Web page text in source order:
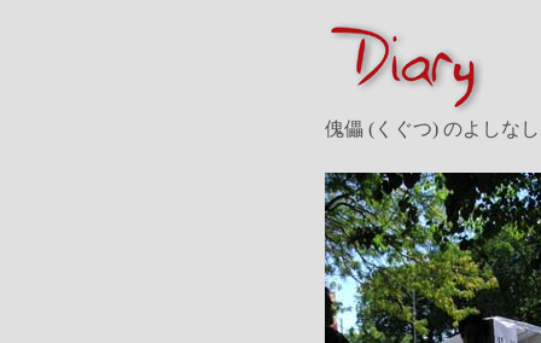
傀儡 (くぐつ) のよしな